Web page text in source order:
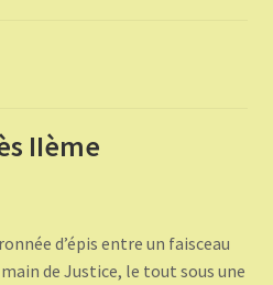
IIème
d’épis entre un faisceau
de Justice, le tout sous une